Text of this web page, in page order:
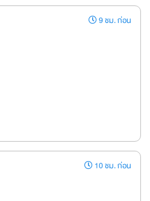
9 ชม. ก่อน
10 ชม. ก่อน